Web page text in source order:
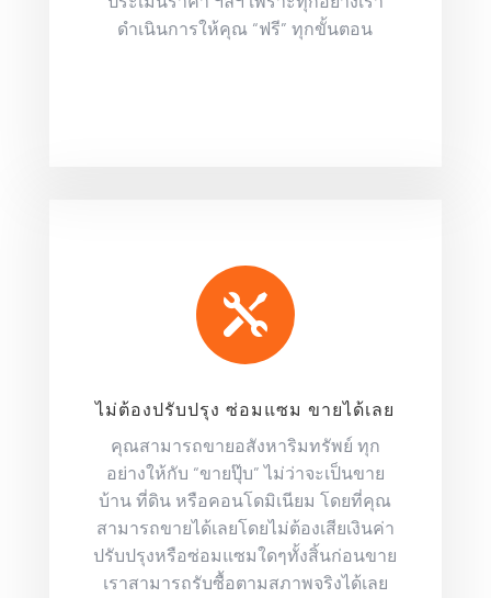
ดำเนินการให้คุณ “ฟรี” ทุกขั้นตอน

ไม่ต้องปรับปรุง ซ่อมแซม ขายได้เลย
คุณสามารถขายอสังหาริมทรัพย์ ทุก
อย่างให้กับ “ขายปุ๊บ” ไม่ว่าจะเป็นขาย
บ้าน ที่ดิน หรือคอนโดมิเนียม โดยที่คุณ
สามารถขายได้เลยโดยไม่ต้องเสียเงินค่า
ปรับปรุงหรือซ่อมแซมใดๆทั้งสิ้นก่อนขาย
เราสามารถรับซื้อตามสภาพจริงได้เลย